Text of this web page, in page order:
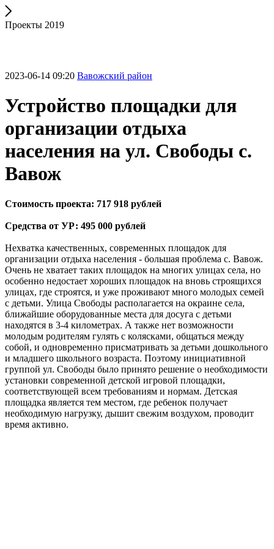
Проекты 2019
2023-06-14 09:20 Вавожский район
Устройство площадки для
организации отдыха
населения на ул. Свободы с.
Вавож
Стоимость проекта: 717 918 рублей
Средства от УР: 495 000 рублей
Нехватка качественных, современных площадок для
организации отдыха населения - большая проблема с. Вавож.
Очень не хватает таких площадок на многих улицах села, но
особенно недостает хороших площадок на вновь строящихся
улицах, где строятся, и уже проживают много молодых семей
с детьми. Улица Свободы располагается на окраине села,
ближайшие оборудованные места для досуга с детьми
находятся в 3-4 километрах. А также нет возможности
молодым родителям гулять с колясками, общаться между
собой, и одновременно присматривать за детьми дошкольного
и младшего школьного возраста. Поэтому инициативной
группой ул. Свободы было принято решение о необходимости
установки современной детской игровой площадки,
соответствующей всем требованиям и нормам. Детская
площадка является тем местом, где ребенок получает
необходимую нагрузку, дышит свежим воздухом, проводит
время активно.